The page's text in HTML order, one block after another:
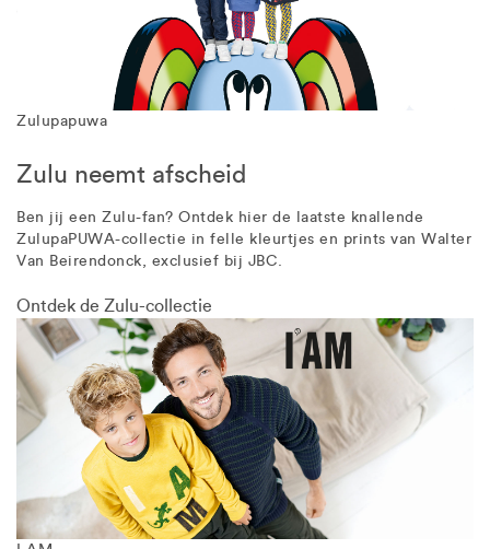
Zulupapuwa
Zulu neemt afscheid
Ben jij een Zulu-fan? Ontdek hier de laatste knallende
ZulupaPUWA-collectie in felle kleurtjes en prints van Walter
Van Beirendonck, exclusief bij JBC.
Ontdek de Zulu-collectie